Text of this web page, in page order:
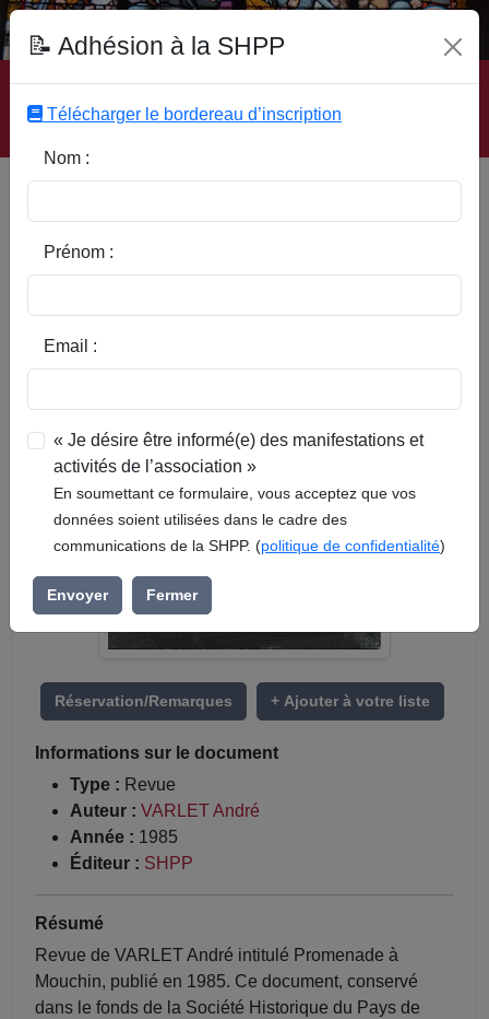
Accueil | Site SHPP | Auteurs | Editeurs | Rubriques |
Sous-Rubriques | Mots-Clefs | Contact
Réservation/Remarques + Ajouter à votre liste
Informations sur le document
Type : Revue
Auteur : VARLET André
Année : 1985
Éditeur : SHPP
Résumé
Revue de VARLET André intitulé Promenade à
Mouchin, publié en 1985. Ce document, conservé
dans le fonds de la Société Historique du Pays de
📝 Adhésion à la SHPP
Télécharger le bordereau d’inscription
Nom :
Prénom :
Email :
« Je désire être informé(e) des manifestations et
activités de l’association »
En soumettant ce formulaire, vous acceptez que vos
données soient utilisées dans le cadre des
communications de la SHPP. (politique de confidentialité)
Envoyer Fermer